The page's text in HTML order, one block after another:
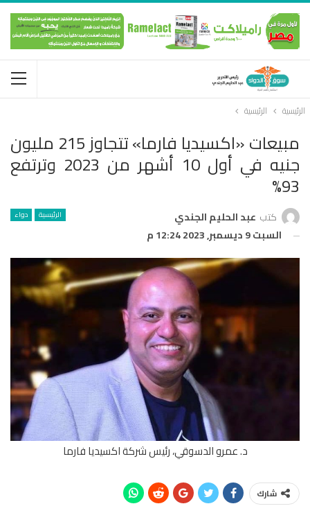
الرئيسية الرئيسية
مبيعات «اكسيديا فارما» تتجاوز 215 مليون
جنيه في أول 10 أشهر من 2023 وترتفع
93%
الرئيسية دواء كتب عبد الحليم الجندي
السبت 9 ديسمبر, 2023 12:24 م
د. عمرو الدسوقي، رئيس شركة اكسيديا فارما
شارك